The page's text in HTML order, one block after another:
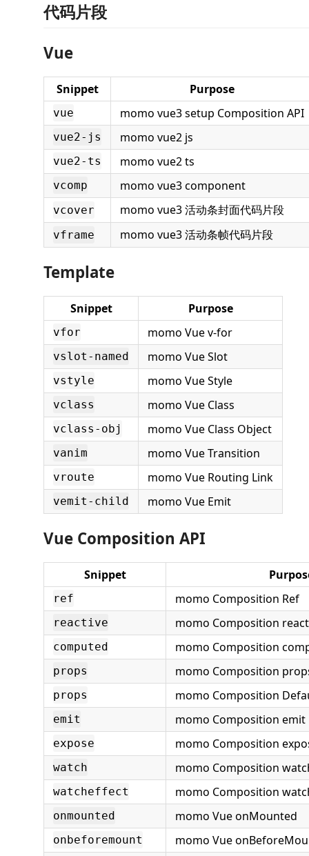
代码片段
Vue
Snippet Purpose
vue momo vue3 setup Composition API
vue2-js momo vue2 js
vue2-ts momo vue2 ts
vcomp momo vue3 component
vcover momo vue3 活动条封面代码片段
vframe momo vue3 活动条帧代码片段
Template
Snippet Purpose
vfor momo Vue v-for
vslot-named momo Vue Slot
vstyle momo Vue Style
vclass momo Vue Class
vclass-obj momo Vue Class Object
vanim momo Vue Transition
vroute momo Vue Routing Link
vemit-child momo Vue Emit
Vue Composition API
Snippet
ref momo Composition Ref
reactive momo Composition
computed momo Composition
props momo Composition
props momo Composition
emit momo Composition emit
expose momo Composition
watch momo Composition
watcheffect momo Composition
onmounted momo Vue onMounted
onbeforemount momo Vue